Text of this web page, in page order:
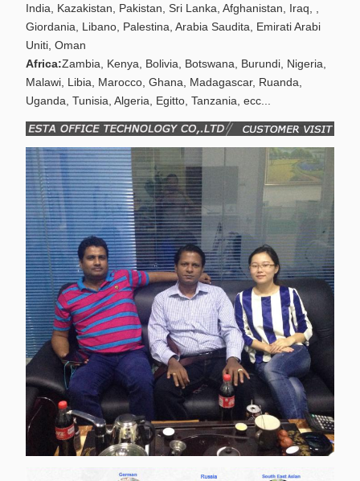
India, Kazakistan, Pakistan, Sri Lanka, Afghanistan, Iraq, ,
Giordania, Libano, Palestina, Arabia Saudita, Emirati Arabi
Uniti, Oman
Africa:Zambia, Kenya, Bolivia, Botswana, Burundi, Nigeria,
Malawi, Libia, Marocco, Ghana, Madagascar, Ruanda,
Uganda, Tunisia, Algeria, Egitto, Tanzania, ecc...